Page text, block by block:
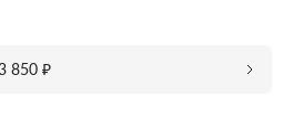
850 ₽